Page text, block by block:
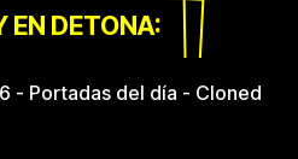
EN DETONA:
- Portadas del día - Cloned